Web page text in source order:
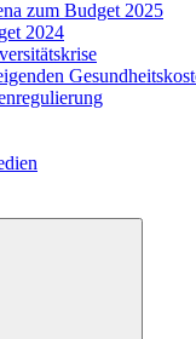
zum Budget 2025
2024